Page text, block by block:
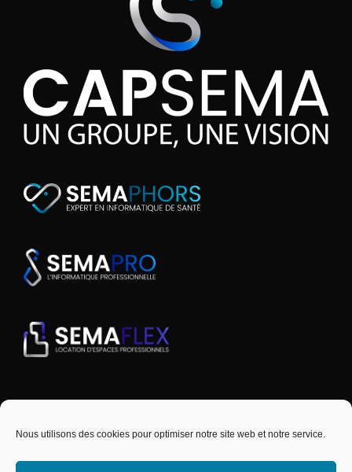
Nous utilisons des cookies pour optimiser notre site web et notre service.